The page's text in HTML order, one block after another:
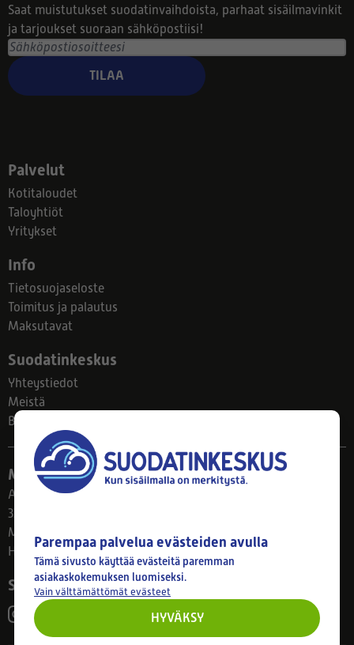
Saat muistutukset suodatinvaihdoista, parhaat sisäilmavinkit
ja tarjoukset suoraan sähköpostiisi!
TILAA
Palvelut
Kotitaloudet
Taloyhtiöt
Yritykset
Info
Tietosuojaseloste
Toimitus ja palautus
Maksutavat
Suodatinkeskus
Yhteystiedot
Meistä
Blogi
Myymälä
Ahlmanintie 61
33800 Tampere
Ma–Pe 8–17
Huom! Myymälän poikkeusaukiolot: 27.7.-21.8. klo 8-16
Seuraa meitä
Parempaa palvelua evästeiden avulla
Tämä sivusto käyttää evästeitä paremman
asiakaskokemuksen luomiseksi.
Vain välttämättömät evästeet
HYVÄKSY